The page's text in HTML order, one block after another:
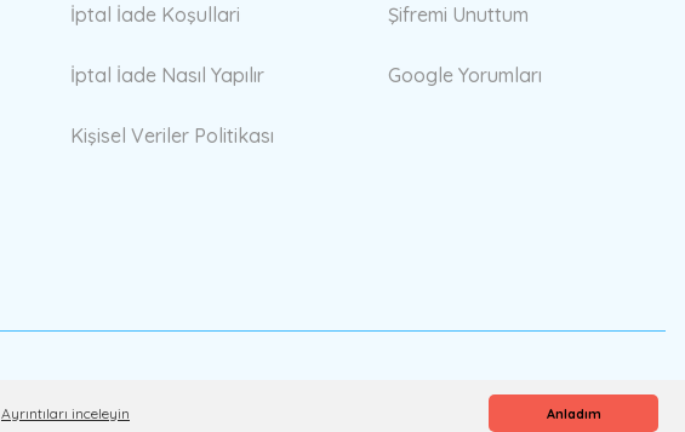
Ayrıntıları inceleyin Anladım
İptal İade Koşullari
İptal İade Nasıl Yapılır
Kişisel Veriler Politikası
Şifremi Unuttum
Google Yorumları